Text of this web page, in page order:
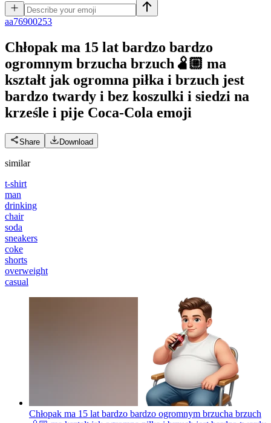
aa76900253
Chłopak ma 15 lat bardzo bardzo
ogromnym brzucha brzuch🫄🏼 ma
kształt jak ogromna piłka i brzuch jest
bardzo twardy i bez koszulki i siedzi na
krześle i pije Coca-Cola emoji
Share Download
similar
t-shirt
man
drinking
chair
soda
sneakers
coke
shorts
overweight
casual
Chłopak ma 15 lat bardzo bardzo ogromnym brzucha brzuch